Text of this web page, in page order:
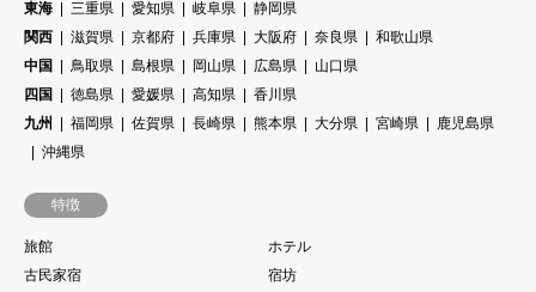
東海
三重県 愛知県 岐阜県
静岡県
関西
滋賀県 京都府 兵庫県 大阪府 奈良県
和歌山県
中国
鳥取県 島根県 岡山県 広島県
山口県
四国
徳島県 愛媛県 高知県
香川県
九州
福岡県 佐賀県 長崎県 熊本県 大分県 宮崎県
鹿児島県
沖縄県
特徴
旅館
ホテル
古民家宿
宿坊